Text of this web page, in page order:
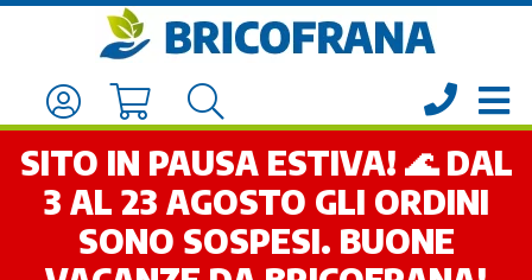
SITO IN PAUSA ESTIVA! 🌊 DAL
3 AL 23 AGOSTO GLI ORDINI
SONO SOSPESI. BUONE